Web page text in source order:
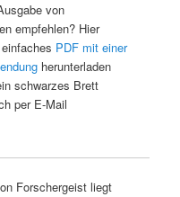
von
empfehlen? Hier
PDF mit einer
herunterladen
schwarzes Brett
per E-Mail
Forschergeist liegt